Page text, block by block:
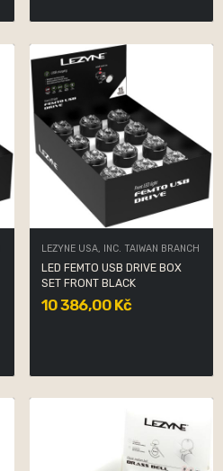
LEZYNE USA, INC. TAIWAN BRANCH
LED FEMTO USB DRIVE BOX
SET FRONT BLACK
10 386,00 Kč